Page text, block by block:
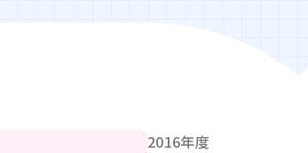
2016年度